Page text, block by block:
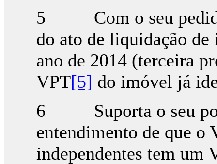
5 Com o seu pedido,
do ato de liquidação
ano de 2014 (terceira
VPT[5] do imóvel já
6 Suporta o seu
entendimento de que o
independentes tem